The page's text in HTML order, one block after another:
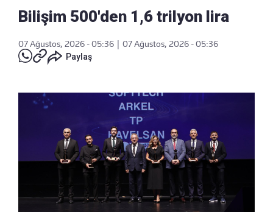
Bilişim 500'den 1,6 trilyon lira
07 Ağustos, 2026 - 05:36
07 Ağustos, 2026 - 05:36
Paylaş